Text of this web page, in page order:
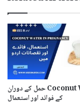
حمل کے دوران Coconut Water
کے فوائد اور استعمال